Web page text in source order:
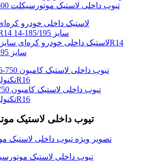
تیوب داخلی لاستیک موتورسیکلت 275/300-21
سایز 185/195-14
تکنولوژی 750R16
تیوب داخلی لاستیک